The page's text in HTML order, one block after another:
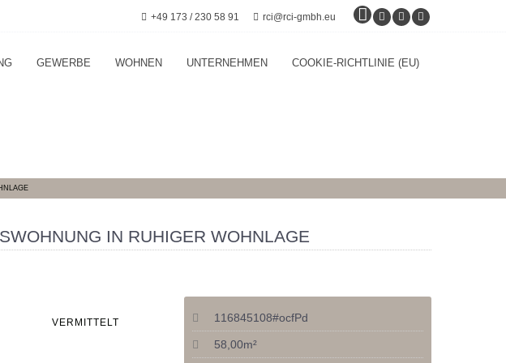
+49 173 / 230 58 91 rci@rci-gmbh.eu
GEWERBE WOHNEN UNTERNEHMEN COOKIE-RICHTLINIE (EU)
IN RUHIGER WOHNLAGE
VERMITTELT 116845108#ocfPd
58,00m²